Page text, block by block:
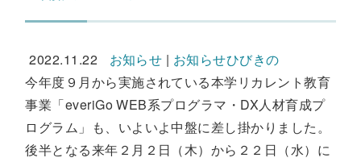
2022.11.22 お知らせ | お知らせひびきの
今年度９月から実施されている本学リカレント教育
事業「everiGo WEB系プログラマ・DX人材育成プ
ログラム」も、いよいよ中盤に差し掛かりました。
後半となる来年２月２日（木）から２２日（水）に